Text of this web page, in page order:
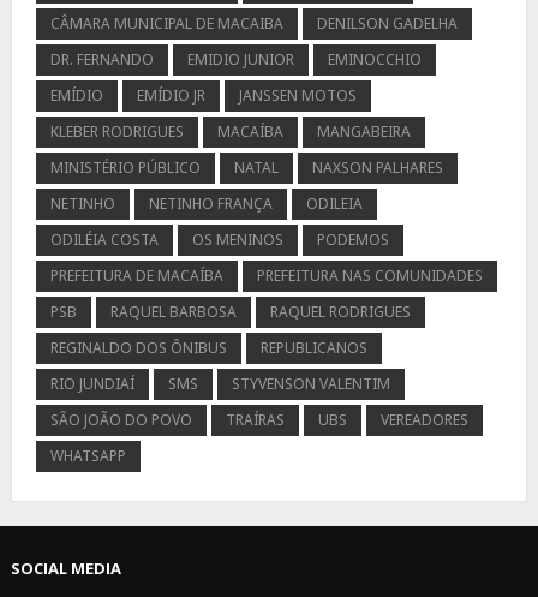
CÂMARA MUNICIPAL DE MACAIBA
DENILSON GADELHA
DR. FERNANDO
EMIDIO JUNIOR
EMINOCCHIO
EMÍDIO
EMÍDIO JR
JANSSEN MOTOS
KLEBER RODRIGUES
MACAÍBA
MANGABEIRA
MINISTÉRIO PÚBLICO
NATAL
NAXSON PALHARES
NETINHO
NETINHO FRANÇA
ODILEIA
ODILÉIA COSTA
OS MENINOS
PODEMOS
PREFEITURA DE MACAÍBA
PREFEITURA NAS COMUNIDADES
PSB
RAQUEL BARBOSA
RAQUEL RODRIGUES
REGINALDO DOS ÔNIBUS
REPUBLICANOS
RIO JUNDIAÍ
SMS
STYVENSON VALENTIM
SÃO JOÃO DO POVO
TRAÍRAS UBS
VEREADORES
WHATSAPP
SOCIAL MEDIA